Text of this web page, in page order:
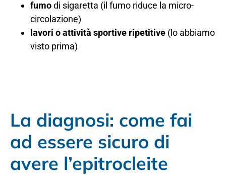
fumodi sigaretta (il fumo riduce la micro-
circolazione)
lavori o attività sportive ripetitive (lo abbiamo
visto prima)
La diagnosi: come fai
ad essere sicuro di
avere l’epitrocleite